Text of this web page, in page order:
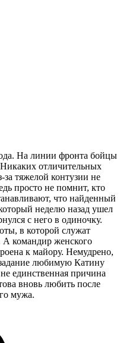
На линии фронта бойцы
отличительных
за тяжелой контузии не
просто не помнит, кто
что найденный
неделю назад ушел
с него в одиночку.
в которой служат
А командир женского
к майору. Немудрено,
любимую Катину
единственная причина
вновь любить после
мужа.